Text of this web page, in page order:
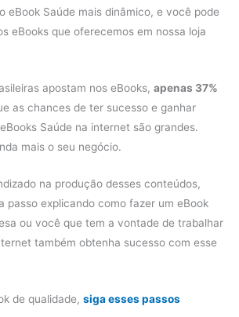
eBook Saúde mais dinâmico, e você pode
eBooks que oferecemos em nossa loja
apostam nos eBooks, apenas 37%
as chances de ter sucesso e ganhar
Saúde na internet são grandes.
mais o seu negócio.
na produção desses conteúdos,
passo explicando como fazer um eBook
ou você que tem a vontade de trabalhar
também obtenha sucesso com esse
de qualidade, siga esses passos